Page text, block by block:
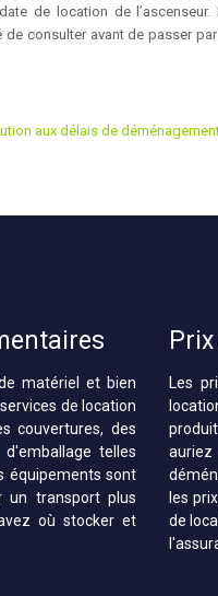
de location de l’ascenseur.
consulter avant de passer
aux délais de
matériel et bien
de location
couvertures, des
telles
équipements sont
un transport plus
où stocker et
Les
les
de